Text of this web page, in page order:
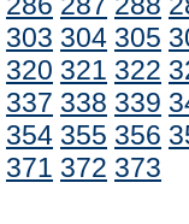
303 304 305
320 321 322
337 338 339
354 355 356
371 372 373